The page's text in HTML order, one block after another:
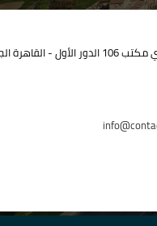
مدينة الرحاب المبنى الإداري مكتب 106 الدور الأول -